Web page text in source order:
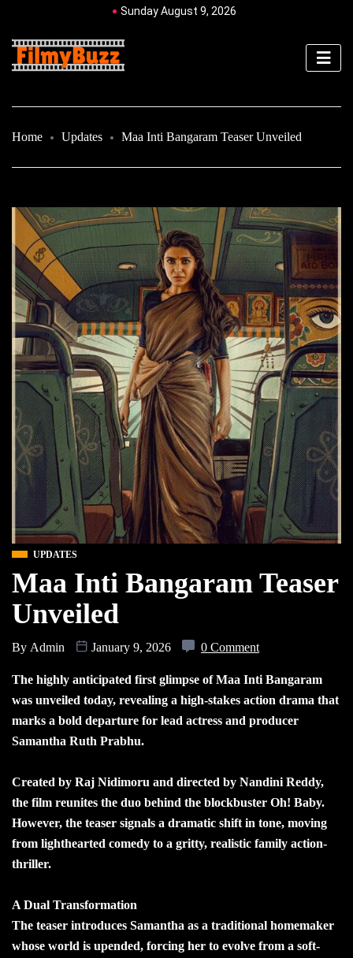
Sunday August 9, 2026
Home Updates Maa Inti Bangaram Teaser Unveiled
UPDATES
Maa Inti Bangaram Teaser
Unveiled
By Admin January 9, 2026 0 Comment
The highly anticipated first glimpse of Maa Inti Bangaram
was unveiled today, revealing a high-stakes action drama that
marks a bold departure for lead actress and producer
Samantha Ruth Prabhu.
Created by Raj Nidimoru and directed by Nandini Reddy,
the film reunites the duo behind the blockbuster Oh! Baby.
However, the teaser signals a dramatic shift in tone, moving
from lighthearted comedy to a gritty, realistic family action-
thriller.
A Dual Transformation
The teaser introduces Samantha as a traditional homemaker
whose world is upended, forcing her to evolve from a soft-